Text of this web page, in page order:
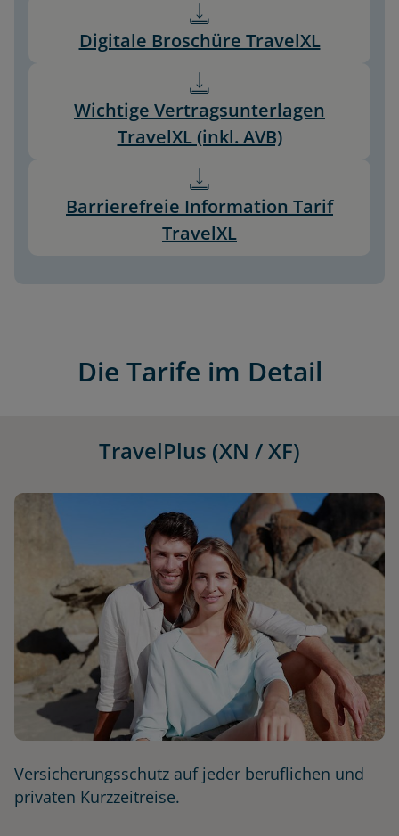
Digitale Broschüre TravelXL
Wichtige Vertragsunterlagen
TravelXL (inkl. AVB)
Barrierefreie Information Tarif
TravelXL
Die Tarife im Detail
TravelPlus (XN / XF)
Versicherungsschutz auf jeder beruflichen und
privaten Kurzzeitreise.